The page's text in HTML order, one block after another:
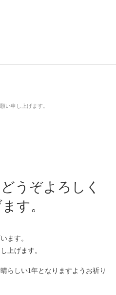
い申し上げます。
うぞよろしく
す。
ます。
上げます。
らしい1年となりますようお祈り